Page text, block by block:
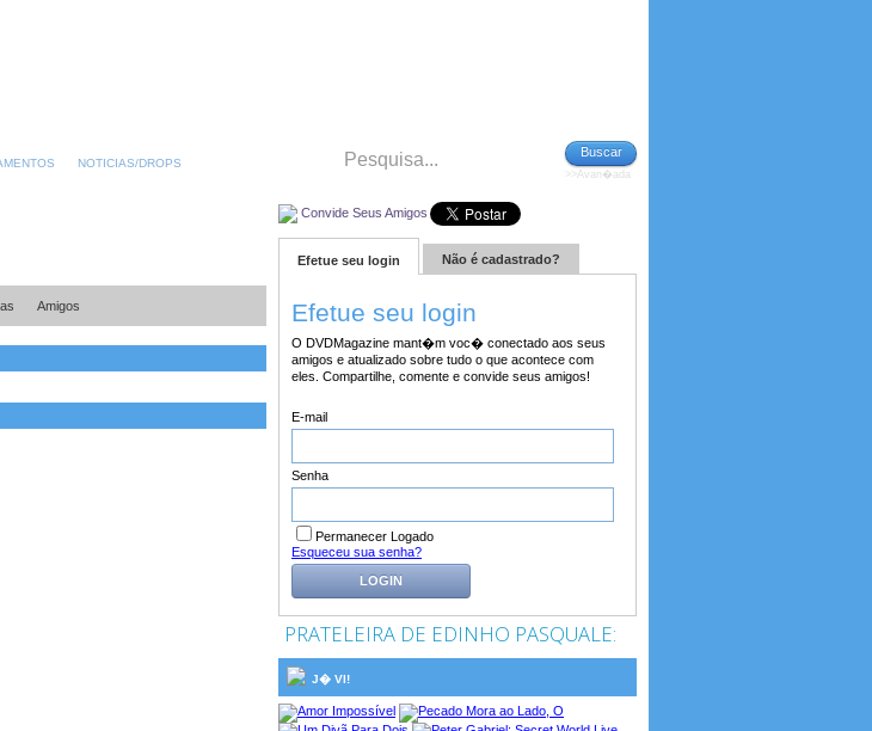
NOTICIAS/DROPS
Buscar
>>Avan�ada
Amigos
Convide Seus Amigos
Efetue seu login Não é cadastrado?
Efetue seu login
O DVDMagazine mant�m voc� conectado aos seus
amigos e atualizado sobre tudo o que acontece com
eles. Compartilhe, comente e convide seus amigos!
E-mail
Senha
Permanecer Logado
Esqueceu sua senha?
LOGIN
PRATELEIRA DE EDINHO PASQUALE:
J� VI!